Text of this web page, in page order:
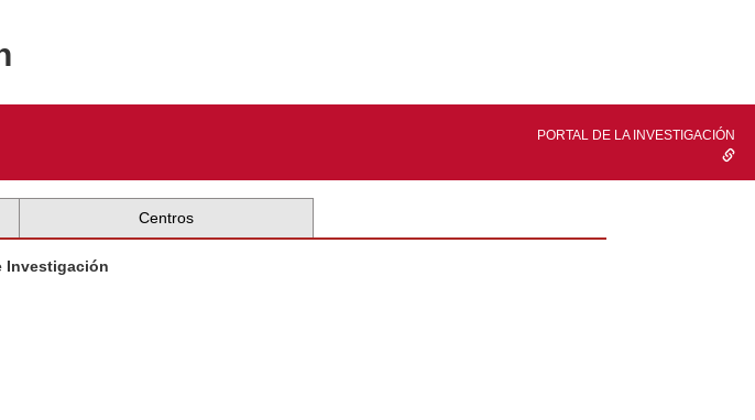
PORTAL DE LA INVESTIGACIÓN
Centros
Investigación